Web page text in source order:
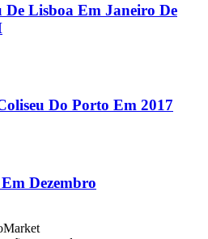
Lisboa Em Janeiro De
Do Porto Em 2017
Dezembro